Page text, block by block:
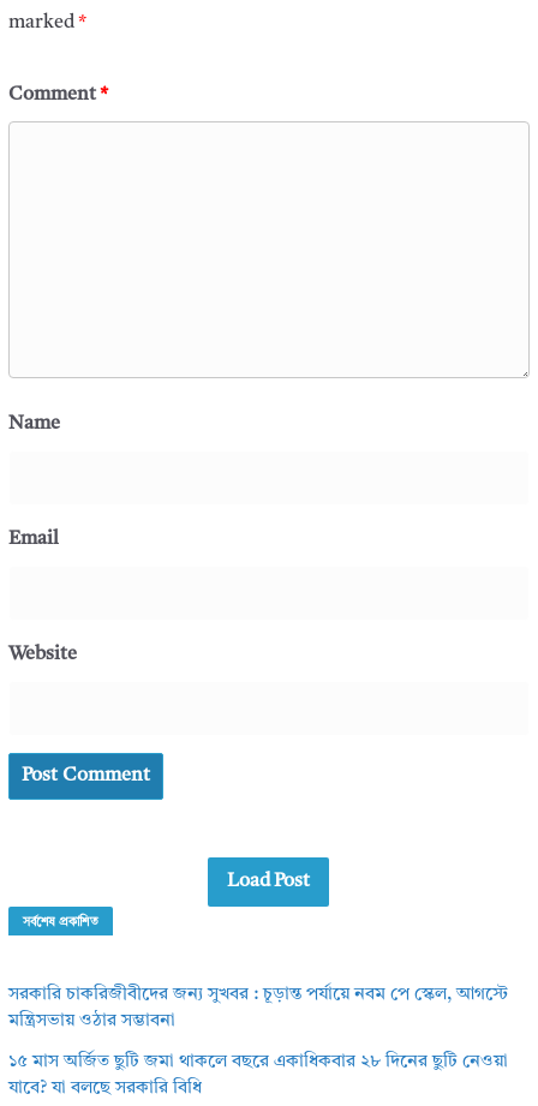
marked*
Comment*
Name
Email
Website
Load Post
সর্বশেষ প্রকাশিত
সরকারি চাকরিজীবীদের জন্য সুখবর : চূড়ান্ত পর্যায়ে নবম পে স্কেল, আগস্টে
মন্ত্রিসভায় ওঠার সম্ভাবনা
১৫ মাস অর্জিত ছুটি জমা থাকলে বছরে একাধিকবার ২৮ দিনের ছুটি নেওয়া
যাবে? যা বলছে সরকারি বিধি